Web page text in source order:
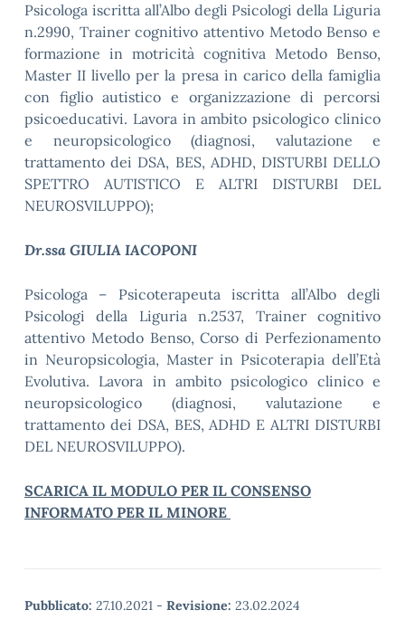
Psicologa iscritta all’Albo degli Psicologi della Liguria
n.2990, Trainer cognitivo attentivo Metodo Benso e
formazione in motricità cognitiva Metodo Benso,
Master II livello per la presa in carico della famiglia
con figlio autistico e organizzazione di percorsi
psicoeducativi. Lavora in ambito psicologico clinico
e neuropsicologico (diagnosi, valutazione e
trattamento dei DSA, BES, ADHD, DISTURBI DELLO
SPETTRO AUTISTICO E ALTRI DISTURBI DEL
NEUROSVILUPPO);
Dr.ssa GIULIA IACOPONI
Psicologa – Psicoterapeuta iscritta all’Albo degli
Psicologi della Liguria n.2537, Trainer cognitivo
attentivo Metodo Benso, Corso di Perfezionamento
in Neuropsicologia, Master in Psicoterapia dell’Età
Evolutiva. Lavora in ambito psicologico clinico e
neuropsicologico (diagnosi, valutazione e
trattamento dei DSA, BES, ADHD E ALTRI DISTURBI
DEL NEUROSVILUPPO).
SCARICA IL MODULO PER IL CONSENSO
INFORMATO PER IL MINORE
Pubblicato: 27.10.2021 - Revisione: 23.02.2024